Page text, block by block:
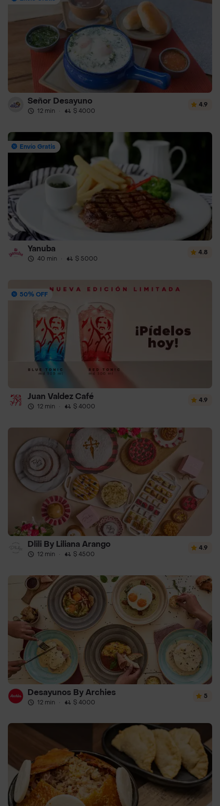
Señor Desayuno
12 min · $ 4000
4.9
Envío Gratis
Yanuba
40 min · $ 5000
4.8
50% OFF
Juan Valdez Café
12 min · $ 4000
4.9
Dlili By Liliana Arango
12 min · $ 4500
4.9
Desayunos By Archies
12 min · $ 4000
5